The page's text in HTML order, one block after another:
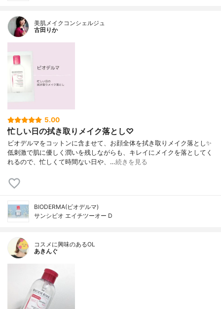
美肌メイクコンシェルジュ
古田りか
5.00
忙しい日の拭き取りメイク落とし♡
ビオデルマをコットンに含ませて、お顔全体を拭き取りメイク落とし✨
低刺激で肌に優しく潤いを残しながらも、キレイにメイクを落としてく
れるので、忙しくて時間ない日や、…続きを見る
BIODERMA(ビオデルマ)
サンシビオ エイチツーオー D
コスメに興味のあるOL
あきんぐ